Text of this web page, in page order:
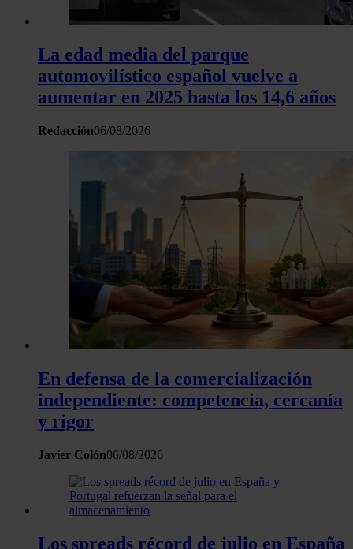
La edad media del parque
automovilístico español vuelve a
aumentar en 2025 hasta los 14,6 años
Redacción06/08/2026
En defensa de la comercialización
independiente: competencia, cercanía
y rigor
Javier Colón06/08/2026
Los spreads récord de julio en España